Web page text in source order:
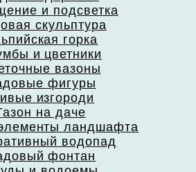
и подсветка
скульптура
горка
и цветники
вазоны
фигуры
изгороди
на даче
ландшафта
водопад
фонтан